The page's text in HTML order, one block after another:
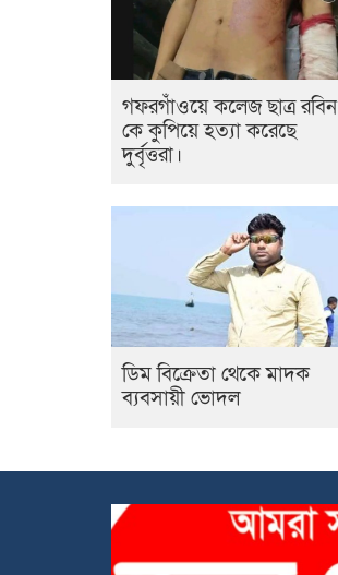
গফরগাঁওয়ে কলেজ ছাত্র রবিন
কে কুপিয়ে হত্যা করেছে
দুর্বৃত্তরা।
ডিম বিক্রেতা থেকে মাদক
ব্যবসায়ী ভোদল